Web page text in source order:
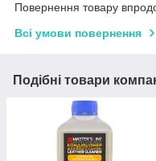
Повернення товару
Всі умови повернення
Подібні товари